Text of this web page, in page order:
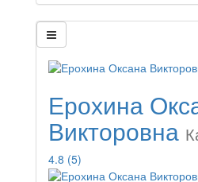
Ерохина
Викторовна
4.8 (5)